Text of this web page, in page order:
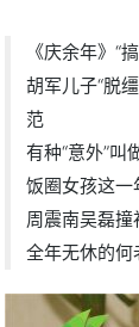
《庆余年》“
胡军儿子“脱
范
有种“意外”叫
饭圈女孩这一
周震南吴磊
全年无休的何